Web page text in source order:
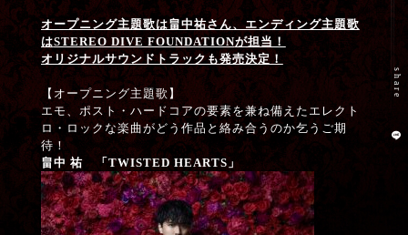
Movies
Special
moriarty_anime
share
オープニング主題歌は畠中祐さん、エンディング主題歌
はSTEREO DIVE FOUNDATIONが担当！
オリジナルサウンドトラックも発売決定！
【オープニング主題歌】
エモ、ポスト・ハードコアの要素を兼ね備えたエレクト
ロ・ロックな楽曲がどう作品と絡み合うのか乞うご期
待！
畠中 祐 「 TWISTED HEARTS」